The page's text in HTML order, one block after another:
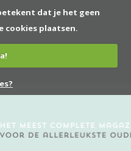
dat je het geen
cookies plaatsen.